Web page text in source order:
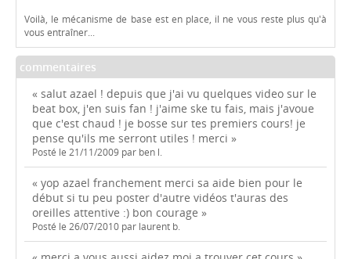
Voilà, le mécanisme de base est en place, il ne vous reste plus qu'à
vous entraîner...
commentaires
« salut azael ! depuis que j'ai vu quelques video sur le
beat box, j'en suis fan ! j'aime ske tu fais, mais j'avoue
que c'est chaud ! je bosse sur tes premiers cours! je
pense qu'ils me serront utiles ! merci »
Posté le 21/11/2009 par ben l.
« yop azael franchement merci sa aide bien pour le
début si tu peu poster d'autre vidéos t'auras des
oreilles attentive :) bon courage »
Posté le 26/07/2010 par laurent b.